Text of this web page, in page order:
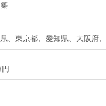
、東京都、愛知県、大阪府